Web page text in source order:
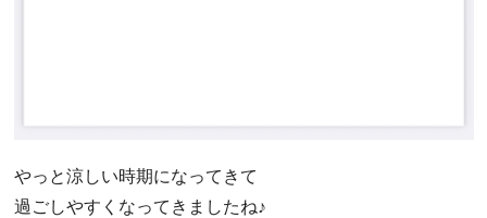
やっと涼しい時期になってきて
過ごしやすくなってきましたね♪